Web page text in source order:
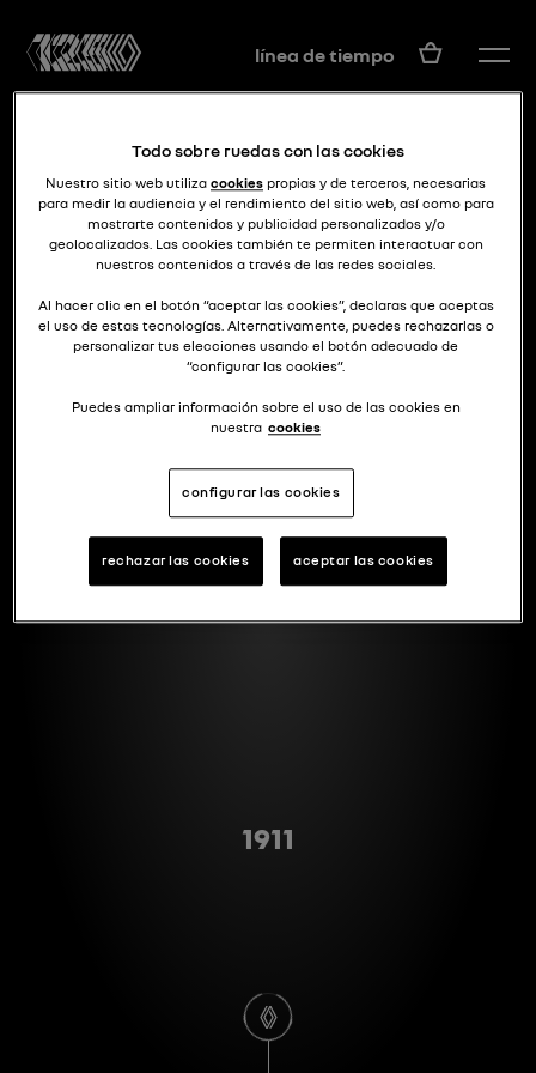
línea de tiempo ES
Type A
TYPE CH
1911
Todo sobre ruedas con las cookies
Nuestro sitio web utiliza cookies propias y de terceros, necesarias
para medir la audiencia y el rendimiento del sitio web, así como para
mostrarte contenidos y publicidad personalizados y/o
geolocalizados. Las cookies también te permiten interactuar con
nuestros contenidos a través de las redes sociales.
Al hacer clic en el botón “aceptar las cookies”, declaras que aceptas
el uso de estas tecnologías. Alternativamente, puedes rechazarlas o
personalizar tus elecciones usando el botón adecuado de
“configurar las cookies”.
Puedes ampliar información sobre el uso de las cookies en
nuestra cookies
configurar las cookies
rechazar las cookies aceptar las cookies